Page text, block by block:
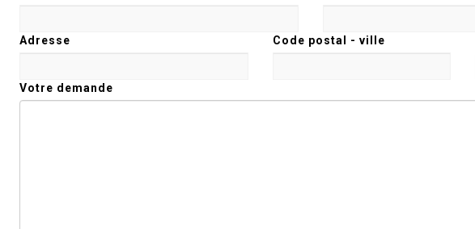
Adresse Code postal - ville
Votre demande